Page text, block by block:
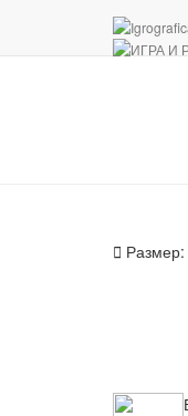
Размер: